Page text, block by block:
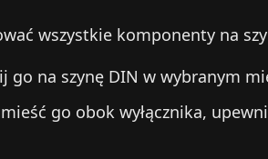
wszystkie komponenty na
go na szynę DIN w wybranym
go obok wyłącznika,